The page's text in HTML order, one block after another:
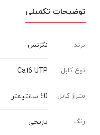
توضیحات تکمیلی
برند: نگزنس
نوع کابل: Cat6 UTP
متراژ کابل: 50 سانتیمتر
رنگ: نارنجی